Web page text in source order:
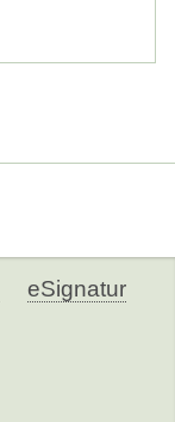
eSignatur